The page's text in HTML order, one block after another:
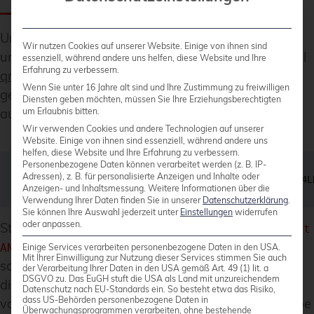
Um die soeben erzeugte URI in einen QR-Code
umzuwandeln, bietet sich das Kommandozeilentool
qrencode
an. Die Codes können in eine Bilddatei
geschrieben oder aber auch direkt alsASCII-Art
auf der Kommandozeile angezeigt werden:
$ qrencode -t ANSI 'otpauth://totp/
Streng genommen wird hier durch das Argument
-t
ANSIANSI-Art erzeugt, da bei der Ausgabe
sogenannteRahmenzeichen
verwendet werden,
die im originalen ASCII-Zeichensatz nicht
vorkommen. Obwohl mittels-t ASCII eine Ausgabe
Wir nutzen Cookies auf unserer Website. Einige von ihnen sind
essenziell, während andere uns helfen, diese Website und Ihre
Erfahrung zu verbessern.
Wenn Sie unter 16 Jahre alt sind und Ihre Zustimmung zu freiwilligen
Diensten geben möchten, müssen Sie Ihre Erziehungsberechtigten
um Erlaubnis bitten.
Wir verwenden Cookies und andere Technologien auf unserer
Website. Einige von ihnen sind essenziell, während andere uns
helfen, diese Website und Ihre Erfahrung zu verbessern.
Personenbezogene Daten können verarbeitet werden (z. B. IP-
Adressen), z. B. für personalisierte Anzeigen und Inhalte oder
Anzeigen- und Inhaltsmessung. Weitere Informationen über die
Verwendung Ihrer Daten finden Sie in unserer Datenschutzerklärung.
Sie können Ihre Auswahl jederzeit unter Einstellungen widerrufen
oder anpassen.
Einige Services verarbeiten personenbezogene Daten in den USA.
Mit Ihrer Einwilligung zur Nutzung dieser Services stimmen Sie auch
der Verarbeitung Ihrer Daten in den USA gemäß Art. 49 (1) lit. a
DSGVO zu. Das EuGH stuft die USA als Land mit unzureichendem
Datenschutz nach EU-Standards ein. So besteht etwa das Risiko,
dass US-Behörden personenbezogene Daten in
Überwachungsprogrammen verarbeiten, ohne bestehende